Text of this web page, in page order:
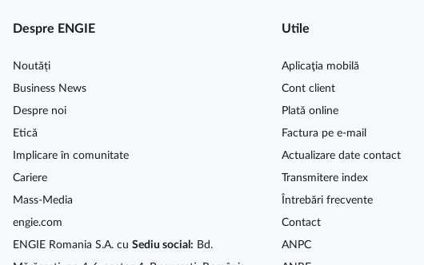
Despre ENGIE
Noutăți
Business News
Despre noi
Etică
Implicare în comunitate
Cariere
Mass-Media
engie.com
ENGIE Romania S.A. cu Sediu social: Bd.
Utile
Aplicaţia mobilă
Cont client
Plată online
Factura pe e-mail
Actualizare date contact
Transmitere index
Întrebări frecvente
Contact
ANPC